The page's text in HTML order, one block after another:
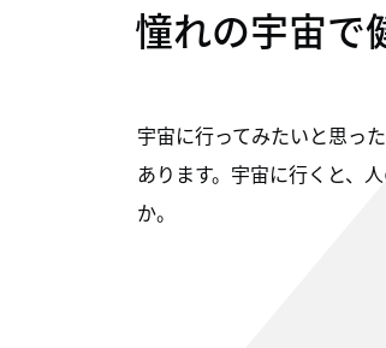
憧れの宇宙で
宇宙に行ってみたいと思っ
あります。宇宙に行くと、
か。